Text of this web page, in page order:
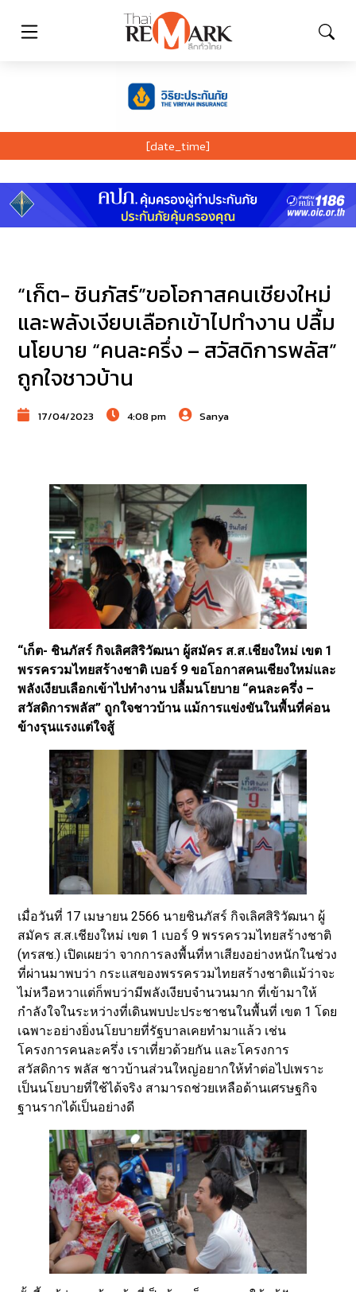
[date_time]
“เก็ต- ชินภัสร์”ขอโอกาสคนเชียงใหม่
และพลังเงียบเลือกเข้าไปทำงาน ปลื้ม
นโยบาย “คนละครึ่ง – สวัสดิการพลัส”
ถูกใจชาวบ้าน
17/04/2023 4:08 pm Sanya
“เก็ต- ชินภัสร์ กิจเลิศสิริวัฒนา ผู้สมัคร ส.ส.เชียงใหม่ เขต 1
พรรครวมไทยสร้างชาติ เบอร์ 9 ขอโอกาสคนเชียงใหม่และ
พลังเงียบเลือกเข้าไปทำงาน ปลื้มนโยบาย “คนละครึ่ง –
สวัสดิการพลัส” ถูกใจชาวบ้าน แม้การแข่งขันในพื้นที่ค่อน
ข้างรุนแรงแต่ใจสู้
เมื่อวันที่ 17 เมษายน 2566 นายชินภัสร์ กิจเลิศสิริวัฒนา ผู้
สมัคร ส.ส.เชียงใหม่ เขต 1 เบอร์ 9 พรรครวมไทยสร้างชาติ
(ทรสช.) เปิดเผยว่า จากการลงพื้นที่หาเสียงอย่างหนักในช่วง
ที่ผ่านมาพบว่า กระแสของพรรครวมไทยสร้างชาติแม้ว่าจะ
ไม่หวือหวาแต่ก็พบว่ามีพลังเงียบจำนวนมาก ที่เข้ามาให้
กำลังใจในระหว่างที่เดินพบปะประชาชนในพื้นที่ เขต 1 โดย
เฉพาะอย่างยิ่งนโยบายที่รัฐบาลเคยทำมาแล้ว เช่น
โครงการคนละครึ่ง เราเที่ยวด้วยกัน และโครงการ
สวัสดิการ พลัส ชาวบ้านส่วนใหญ่อยากให้ทำต่อไปเพราะ
เป็นนโยบายที่ใช้ได้จริง สามารถช่วยเหลือด้านเศรษฐกิจ
ฐานรากได้เป็นอย่างดี